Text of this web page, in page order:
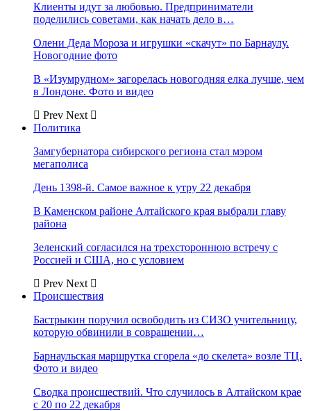
Клиенты идут за любовью. Предприниматели
поделились советами, как начать дело в…
Олени Деда Мороза и игрушки «скачут» по Барнаулу.
Новогодние фото
В «Изумрудном» загорелась новогодняя елка лучше, чем
в Лондоне. Фото и видео
Prev Next
Политика
Замгубернатора сибирского региона стал мэром
мегаполиса
День 1398-й. Самое важное к утру 22 декабря
В Каменском районе Алтайского края выбрали главу
района
Зеленский согласился на трехстороннюю встречу с
Россией и США, но с условием
Prev Next
Происшествия
Бастрыкин поручил освободить из СИЗО учительницу,
которую обвинили в совращении…
Барнаульская маршрутка сгорела «до скелета» возле ТЦ.
Фото и видео
Сводка происшествий. Что случилось в Алтайском крае
с 20 по 22 декабря